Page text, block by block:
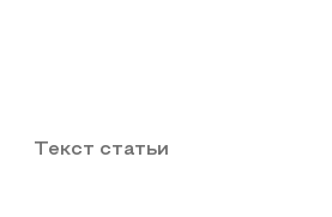
Текст статьи